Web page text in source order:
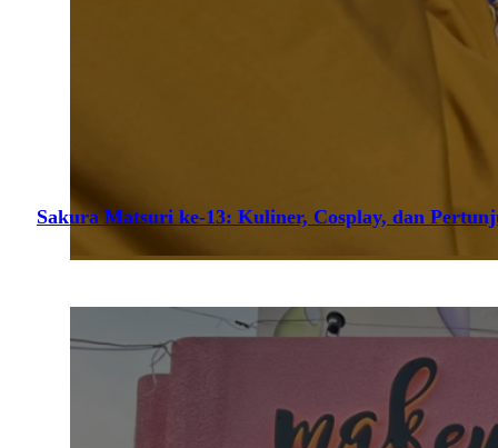
Sakura Matsuri ke-13: Kuliner, Cosplay, dan